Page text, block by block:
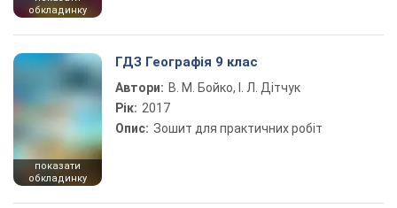
обкладинку
показати
обкладинку
ГДЗ Географія 9 клас
Автори: В. М. Бойко, І. Л. Дітчук
Рік: 2017
Опис: Зошит для практичних робіт